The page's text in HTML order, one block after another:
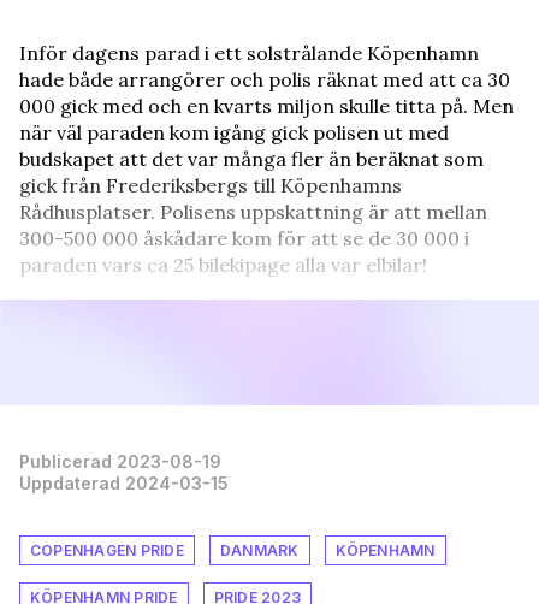
Inför dagens parad i ett solstrålande Köpenhamn
hade både arrangörer och polis räknat med att ca 30
000 gick med och en kvarts miljon skulle titta på. Men
när väl paraden kom igång gick polisen ut med
budskapet att det var många fler än beräknat som
gick från Frederiksbergs till Köpenhamns
Rådhusplatser. Polisens uppskattning är att mellan
300-500 000 åskådare kom för att se de 30 000 i
paraden vars ca 25 bilekipage alla var elbilar!
Publicerad 2023-08-19
Uppdaterad 2024-03-15
COPENHAGEN PRIDE DANMARK KÖPENHAMN
KÖPENHAMN PRIDE PRIDE 2023